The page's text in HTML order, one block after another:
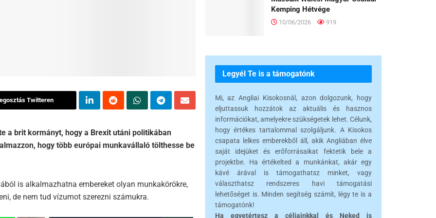
Twitteren
a brit kormányt, hogy a Brexit utáni politikában
hogy több európai munkavállaló tölthesse be
is alkalmazhatna embereket olyan munkakörökre,
de nem tud vízumot szerezni számukra.
Kemping Hétvége
10/06/2026 919
Legyél Te is a támogatónk
Mi, az Angliai Kisokosnál, azon dolgozunk, hogy
eljuttassuk hozzátok az aktuális és hasznos
információkat, amelyekre szükségetek lehet. Célunk,
hogy értékes tartalommal szolgáljunk. A Kisokos
csapata lelkes emberekből áll, akik Angliában élve
saját idejüket és erőforrásaikat fektetik bele a
projektbe. Ha értékelted a munkánkat, akár egy
kávé árával is támogathatsz minket, vagy
választhatsz rendszeres havi támogatási
lehetőséget is. Minden segítség számít, légy te is a
támogatónk!
Ha egyetértesz a céljainkkal és Neked is